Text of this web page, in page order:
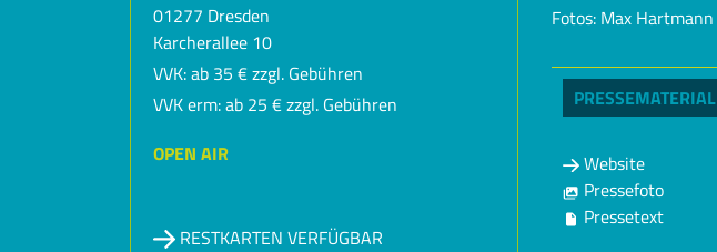
01277 Dresden
Karcherallee 10
VVK: ab 35 € zzgl. Gebühren
VVK erm: ab 25 € zzgl. Gebühren
OPEN AIR
RESTKARTEN VERFÜGBAR
Fotos: Max Hartmann
PRESSEMATERIAL
Website
Pressefoto
Pressetext